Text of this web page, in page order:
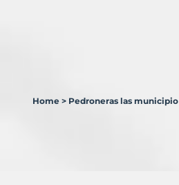
Home > Pedroneras las municipio